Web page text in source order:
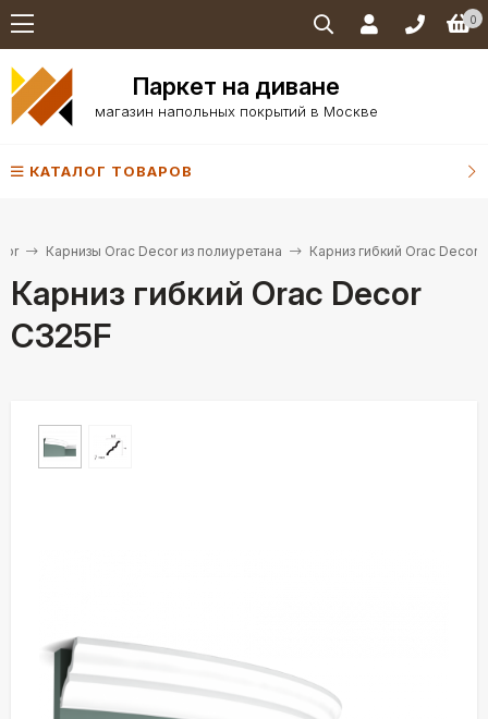
0
Паркет на диване
магазин напольных покрытий в Москве
КАТАЛОГ ТОВАРОВ
Карнизы Orac Decor из полиуретана Карниз гибкий Orac Decor
Карниз гибкий Orac Decor
C325F